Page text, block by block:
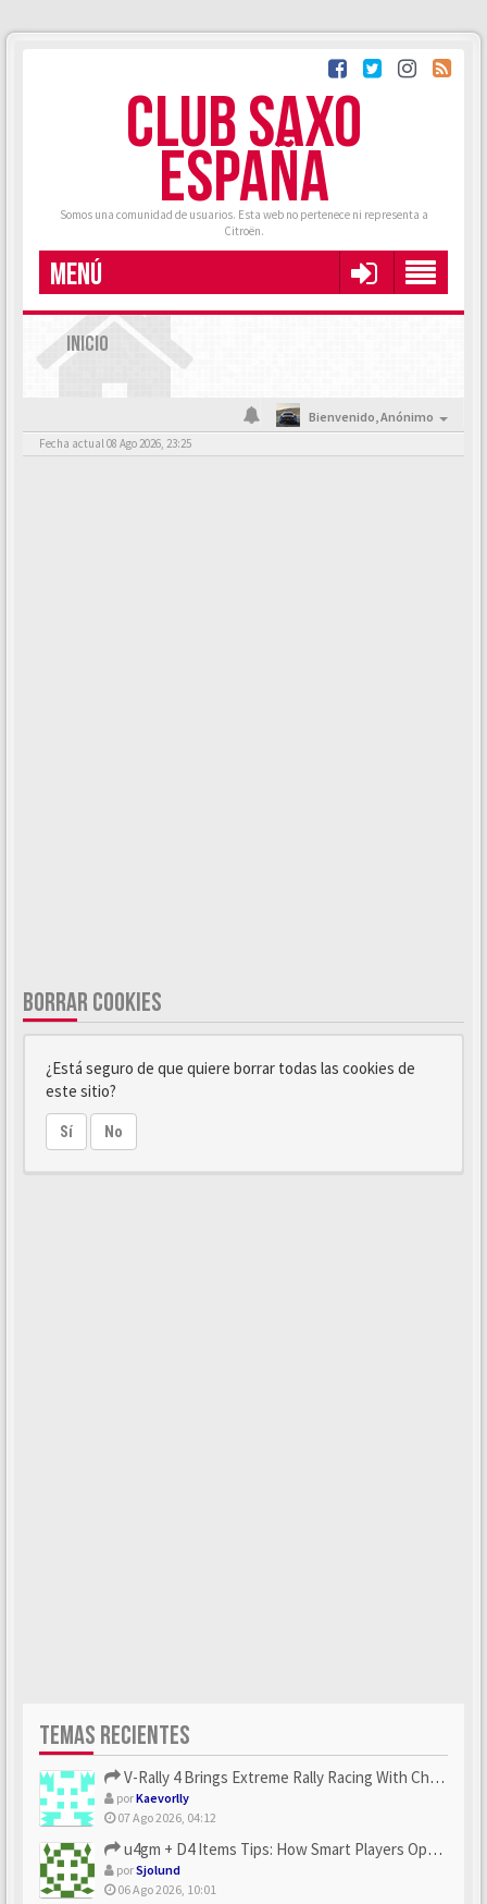
CLUB SAXO
ESPAÑA
Somos una comunidad de usuarios. Esta web no pertenece ni representa a
Citroën.
MENÚ
INICIO
Bienvenido,Anónimo
Fecha actual 08 Ago 2026, 23:25
BORRAR COOKIES
¿Está seguro de que quiere borrar todas las cookies de
este sitio?
Sí No
TEMAS RECIENTES
V-Rally 4 Brings Extreme Rally Racing With Challenging Track...
porKaevorlly
07 Ago 2026, 04:12
u4gm + D4 Items Tips: How Smart Players Optimize Gear, Build...
porSjolund
06 Ago 2026, 10:01